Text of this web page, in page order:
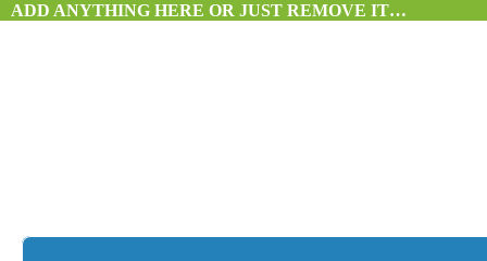
ADD ANYTHING HERE OR JUST REMOVE IT…